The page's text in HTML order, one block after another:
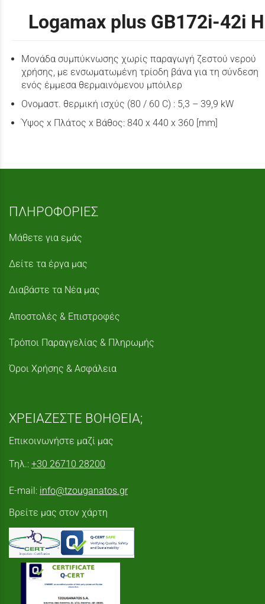
Logamax plus GB172i-42i H
Μονάδα συμπύκνωσης χωρίς παραγωγή ζεστού νερού
χρήσης, με ενσωματωμένη τρίοδη βάνα για τη σύνδεση
ενός έμμεσα θερμαινόμενου μπόιλερ
Ονομαστ. θερμική ισχύς (80 / 60 C) : 5,3 – 39,9 kW
Ύψος x Πλάτος x Βάθος: 840 x 440 x 360 [mm]
ΠΛΗΡΟΦΟΡΙΕΣ
Μάθετε για εμάς
Δείτε τα έργα μας
Διαβάστε τα Νέα μας
Αποστολές & Επιστροφές
Τρόποι Παραγγελίας & Πληρωμής
Όροι Χρήσης & Ασφάλεια
ΧΡΕΙΑΖΕΣΤΕ ΒΟΗΘΕΙΑ;
Επικοινωνήστε μαζί μας
Τηλ.: +30 26710 28200
E-mail: info@tzouganatos.gr
Βρείτε μας στον χάρτη